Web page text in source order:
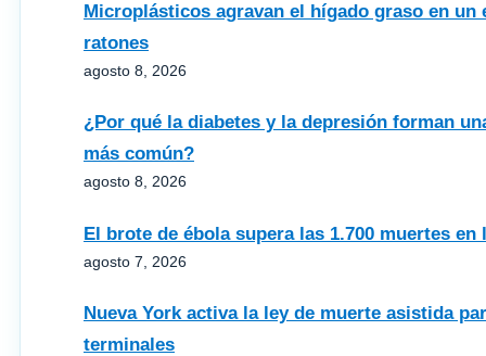
Microplásticos agravan el hígado graso en un
ratones
agosto 8, 2026
¿Por qué la diabetes y la depresión forman
más común?
agosto 8, 2026
El brote de ébola supera las 1.700 muertes en
agosto 7, 2026
Nueva York activa la ley de muerte asistida
terminales